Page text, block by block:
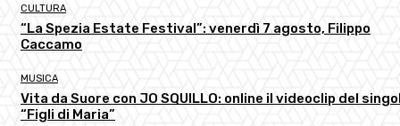
CULTURA
“La Spezia Estate Festival”: venerdì 7 agosto, Filippo
Caccamo
MUSICA
Vita da Suore con JO SQUILLO: online il videoclip del
“Figli di Maria”